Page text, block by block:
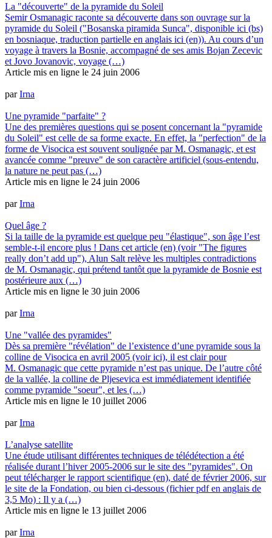
La "découverte" de la pyramide du Soleil
Semir Osmanagic raconte sa découverte dans son ouvrage sur la
pyramide du Soleil ("Bosanska piramida Sunca", disponible ici (bs)
en bosniaque, traduction partielle en anglais ici (en)). Au cours d’un
voyage à travers la Bosnie, accompagné de ses amis Bojan Zecevic
et Jovo Jovanovic, voyage (…)
Article mis en ligne le 24 juin 2006
parIrna
Une pyramide "parfaite" ?
Une des premières questions qui se posent concernant la "pyramide
du Soleil" est celle de sa forme exacte. En effet, la "perfection" de la
forme de Visocica est souvent soulignée par M. Osmanagic, et est
avancée comme "preuve" de son caractère artificiel (sous-entendu,
la nature ne peut pas (…)
Article mis en ligne le 24 juin 2006
parIrna
Quel âge ?
Si la taille de la pyramide est quelque peu "élastique", son âge l’est
semble-t-il encore plus ! Dans cet article (en) (voir "The figures
really don’t add up"), Alun Salt relève les multiples contradictions
de M. Osmanagic, qui prétend tantôt que la pyramide de Bosnie est
postérieure aux (…)
Article mis en ligne le 30 juin 2006
parIrna
Une "vallée des pyramides"
Dès sa première "révélation" de l’existence d’une pyramide sous la
colline de Visocica en avril 2005 (voir ici), il est clair pour
M. Osmanagic que cette pyramide n’est pas unique. De l’autre côté
de la vallée, la colline de Pljesevica est immédiatement identifiée
comme pyramide "soeur", et les (…)
Article mis en ligne le 10 juillet 2006
parIrna
L’analyse satellite
Une étude utilisant différentes techniques de télédétection a été
réalisée durant l’hiver 2005-2006 sur le site des "pyramides". On
peut télécharger le rapport scientifique (en), daté de février 2006, sur
le site de la Fondation, ou bien ci-dessous (fichier pdf en anglais de
3,5 Mo) : Il y a (…)
Article mis en ligne le 13 juillet 2006
parIrna